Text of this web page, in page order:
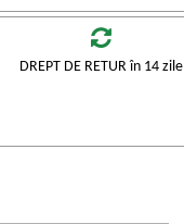
DREPT DE RETUR în 14 zile